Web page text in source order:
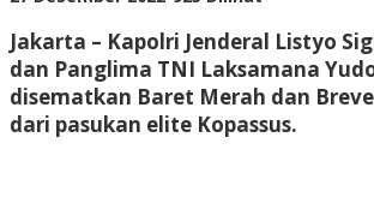
Jakarta – Kapolri Jenderal Listyo
dan Panglima TNI Laksamana
disematkan Baret Merah dan
dari pasukan elite Kopassus.